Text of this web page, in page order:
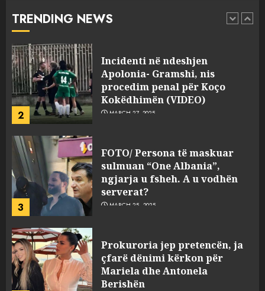
TRENDING NEWS
1
pasuri të pajustifikuar
2
Incidenti në ndeshjen
Apolonia- Gramshi, nis
procedim penal për Koço
Kokëdhimën (VIDEO)
MARCH 27, 2025
3
FOTO/ Persona të maskuar
sulmuan “One Albania”,
ngjarja u fsheh. A u vodhën
serverat?
MARCH 25, 2025
Prokuroria jep pretencën, ja
çfarë dënimi kërkon për
Mariela dhe Antonela
Berishën